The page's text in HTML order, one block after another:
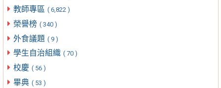
教師專區 ( 6,822 )
榮譽榜 ( 340 )
外食議題 ( 9 )
學生自治組織 ( 70 )
校慶 ( 56 )
畢典 ( 53 )